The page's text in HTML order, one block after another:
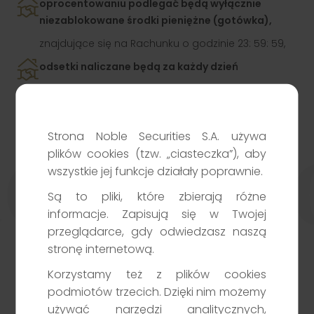
oprocentowaniu podlegać będą wyłącznie
niezablokowane środki pieniężne (gotówka),
znajdujące się na Rachunku o godzinie 23: 59: 59,
odsetki naliczane będą za każdy dzień
odsetek będą posiadali otwarty Rachunek
maklerski.
Strona Noble Securities S.A. używa
plików cookies (tzw. „ciasteczka”), aby
wszystkie jej funkcje działały poprawnie.
Są to pliki, które zbierają różne
informacje. Zapisują się w Twojej
przeglądarce, gdy odwiedzasz naszą
stronę internetową.
Korzystamy też z plików cookies
podmiotów trzecich. Dzięki nim możemy
używać narzędzi analitycznych,